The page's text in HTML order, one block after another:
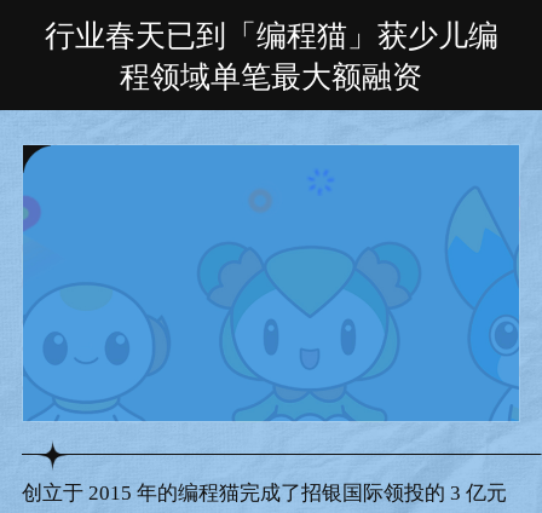
行业春天已到「编程猫」获少儿编
程领域单笔最大额融资
创立于 2015 年的编程猫完成了招银国际领投的 3 亿元